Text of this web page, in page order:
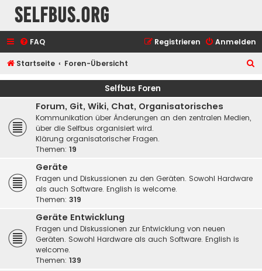
selfbus.org
FAQ Anmelden
Registrieren
Startseite Foren-Übersicht
u
Selfbus Foren
Forum, Git, Wiki, Chat, Organisatorisches
Kommunikation über Änderungen an den zentralen Medien,
über die Selfbus organisiert wird.
Klärung organisatorischer Fragen.
Themen: 19
Geräte
Fragen und Diskussionen zu den Geräten. Sowohl Hardware
als auch Software. English is welcome.
Themen: 319
Geräte Entwicklung
Fragen und Diskussionen zur Entwicklung von neuen
Geräten. Sowohl Hardware als auch Software. English is
welcome.
Themen: 139